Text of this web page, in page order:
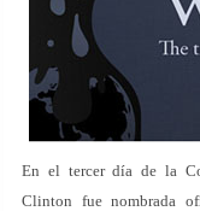
En el tercer día de la
Clinton fue nombrada